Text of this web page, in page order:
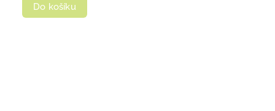
Do košíku